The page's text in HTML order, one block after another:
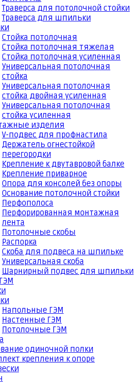
Траверса для потолочной стойки
Траверса для шпильки
Стойка потолочная
Стойка потолочная тяжелая
Стойка потолочная усиленная
Универсальная потолочная
стойка
Универсальная потолочная
стойка двойная усиленная
Универсальная потолочная
стойка усиленная
изделия
V-подвес для профнастила
Держатель огнестойкой
перегородки
Крепление к двутавровой балке
Крепление приварное
Опора для консолей без опоры
Основание потолочной стойки
Перфополоса
Перфорированная монтажная
лента
Потолочные скобы
Распорка
Скоба для подвеса на шпильке
Универсальная скоба
Шарнирный подвес для шпильки
Напольные ГЭМ
Настенные ГЭМ
Потолочные ГЭМ
одиночной полки
крепления к опоре